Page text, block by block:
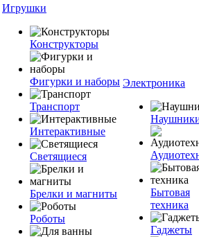
Игрушки
Конструкторы
Фигурки и наборы
Транспорт
Интерактивные
Светящиеся
Брелки и магниты
Роботы
Электроника
Бытовая
техника
Гаджеты